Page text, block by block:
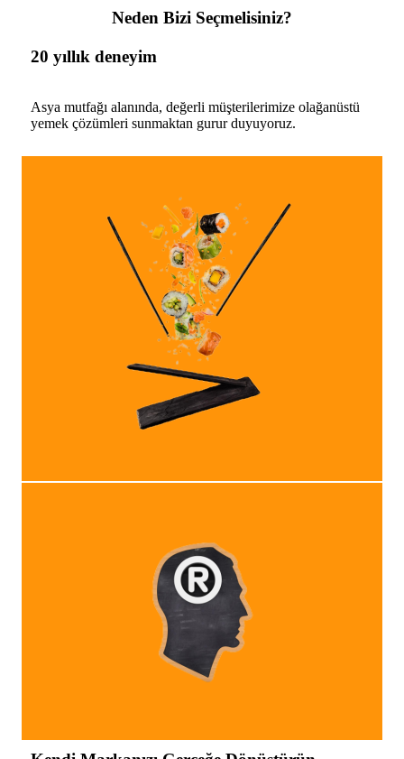
Neden Bizi Seçmelisiniz?
20 yıllık deneyim
Asya mutfağı alanında, değerli müşterilerimize olağanüstü
yemek çözümleri sunmaktan gurur duyuyoruz.